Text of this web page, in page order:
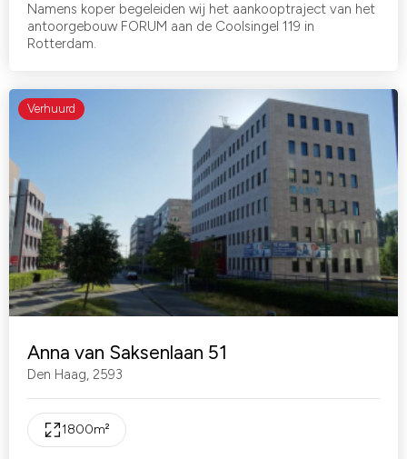
Namens koper begeleiden wij het aankooptraject van het
antoorgebouw FORUM aan de Coolsingel 119 in
Rotterdam.
Verhuurd
Anna van Saksenlaan 51
Den Haag, 2593
1800m²